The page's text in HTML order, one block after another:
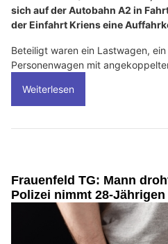
sich auf der Autobahn A2 in
der Einfahrt Kriens eine
Beteiligt waren ein Lastwagen,
Personenwagen mit
Weiterlesen
Frauenfeld TG: Mann
Polizei nimmt 28-